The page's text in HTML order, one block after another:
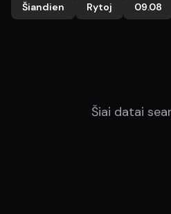
📍 KLAIPĖDA
Šiandien Rytoj 09.08
Šiai datai